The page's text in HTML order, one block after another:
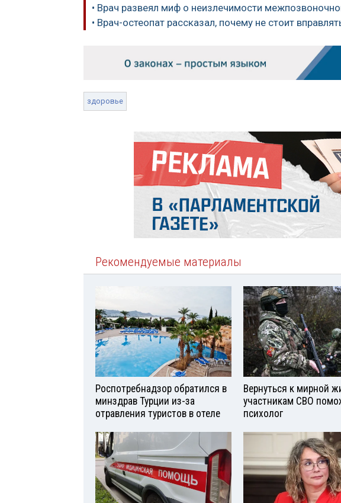
• Врач развеял миф о неизлечимости
• Врач-остеопат рассказал, почему не стоит
здоровье
Рекомендуемые материалы
Роспотребнадзор обратился в
минздрав Турции из-за
отравления туристов в отеле
Вернуться к мирной
участникам СВО
психолог